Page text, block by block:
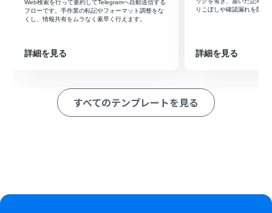
※「トリガー」：フロー起動のきっかけとなるアクション、「オ
ペレーション」：トリガー起動後、フロー内で処理を行うアク
Inoreaderのトリガー設定では、通知のきっかけとしたい
ネルを自由に選択できるほか、本文に固定のテキストを
入れたり、Inoreaderから取得したコンテンツのタイトル
やURLを変数として埋め込んだりといったカスタマイズ
間隔を選択できます。
Web検索を行って要約してTelegramへ自動送信する
フローです。手作業の転記やフォーマット調整をな
くし、情報共有をムラなく素早く行えます。
詳細を見る
りこぼしや確認漏れを防ぎ
詳細を見る
すべてのテンプレートを見る